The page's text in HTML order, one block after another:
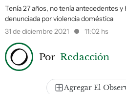
Tenía 27 años, no tenía antecedentes
denunciada por violencia doméstica
31 de diciembre 2021
11:02 hs
Por Redacción
Agregar El